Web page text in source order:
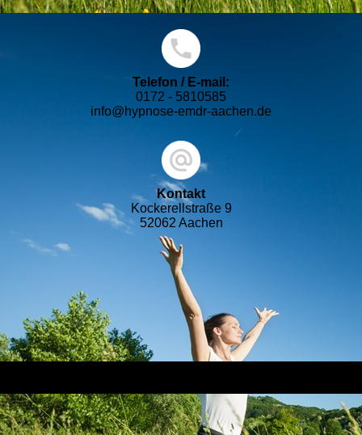
Telefon / E-mail:
0172 - 5810585
info@hypnose-emdr-aachen.de
Kontakt
Kockerellstraße 9
52062 Aachen​